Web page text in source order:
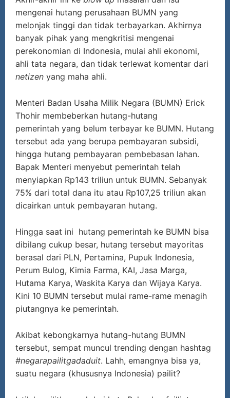
mengenai hutang perusahaan BUMN yang
melonjak tinggi dan tidak terbayarkan. Akhirnya
banyak pihak yang mengkritisi mengenai
perekonomian di Indonesia, mulai ahli ekonomi,
ahli tata negara, dan tidak terlewat komentar dari
netizen yang maha ahli.
Menteri Badan Usaha Milik Negara (BUMN) Erick
Thohir membeberkan hutang-hutang
pemerintah yang belum terbayar ke BUMN. Hutang
tersebut ada yang berupa pembayaran subsidi,
hingga hutang pembayaran pembebasan lahan.
Bapak Menteri menyebut pemerintah telah
menyiapkan Rp143 triliun untuk BUMN. Sebanyak
75% dari total dana itu atau Rp107,25 triliun akan
dicairkan untuk pembayaran hutang.
Hingga saat ini hutang pemerintah ke BUMN bisa
dibilang cukup besar, hutang tersebut mayoritas
berasal dari PLN, Pertamina, Pupuk Indonesia,
Perum Bulog, Kimia Farma, KAI, Jasa Marga,
Hutama Karya, Waskita Karya dan Wijaya Karya.
Kini 10 BUMN tersebut mulai rame-rame menagih
piutangnya ke pemerintah.
Akibat kebongkarnya hutang-hutang BUMN
tersebut, sempat muncul trending dengan hashtag
#negarapailitgadaduit. Lahh, emangnya bisa ya,
suatu negara (khususnya Indonesia) pailit?